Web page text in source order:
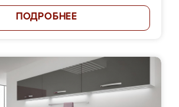
ПОДРОБНЕЕ